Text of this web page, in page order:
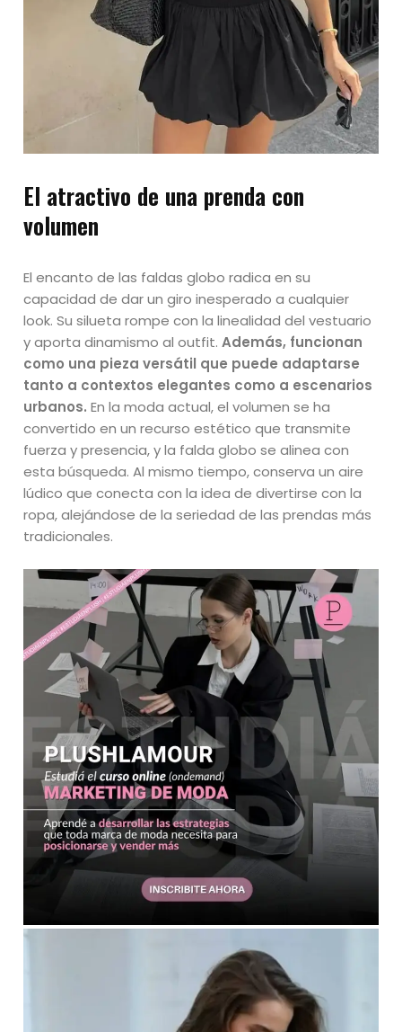
El atractivo de una prenda con
volumen
El encanto de las faldas globo radica en su
capacidad de dar un giro inesperado a cualquier
look. Su silueta rompe con la linealidad del vestuario
y aporta dinamismo al outfit.Además, funcionan
como una pieza versátil que puede adaptarse
tanto a contextos elegantes como a escenarios
urbanos. En la moda actual, el volumen se ha
convertido en un recurso estético que transmite
fuerza y presencia, y la falda globo se alinea con
esta búsqueda. Al mismo tiempo, conserva un aire
lúdico que conecta con la idea de divertirse con la
ropa, alejándose de la seriedad de las prendas más
tradicionales.